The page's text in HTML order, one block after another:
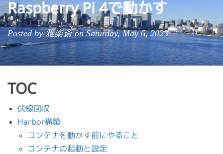
Raspberry Pi 4で動かす
Posted by 雅楽斎 on Saturday, May 6, 2023
TOC
伏線回収
Harbor構築
コンテナを動かす前にやること
コンテナの起動と設定